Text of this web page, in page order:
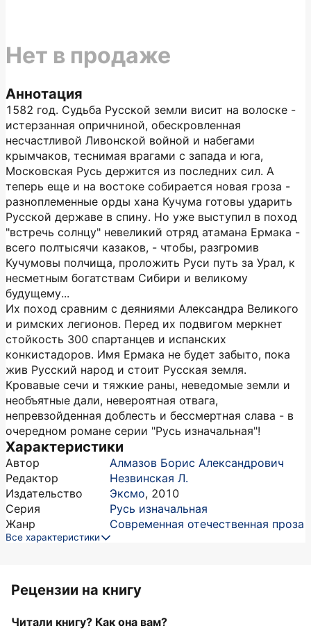
Аннотация
1582 год. Судьба Русской земли висит на волоске -
истерзанная опричниной, обескровленная
несчастливой Ливонской войной и набегами
крымчаков, теснимая врагами с запада и юга,
Московская Русь держится из последних сил. А
теперь еще и на востоке собирается новая гроза -
разноплеменные орды хана Кучума готовы ударить
Русской державе в спину. Но уже выступил в поход
"встречь солнцу" невеликий отряд атамана Ермака -
всего полтысячи казаков, - чтобы, разгромив
Кучумовы полчища, проложить Руси путь за Урал, к
несметным богатствам Сибири и великому
будущему...
Их поход сравним с деяниями Александра Великого
и римских легионов. Перед их подвигом меркнет
стойкость 300 спартанцев и испанских
конкистадоров. Имя Ермака не будет забыто, пока
жив Русский народ и стоит Русская земля.
Кровавые сечи и тяжкие раны, неведомые земли и
необъятные дали, невероятная отвага,
непревзойденная доблесть и бессмертная слава - в
очередном романе серии "Русь изначальная"!
Характеристики
Автор
Алмазов Борис Александрович
Редактор
Незвинская Л.
Издательство
Эксмо, 2010
Серия
Русь изначальная
Жанр
Современная отечественная проза
Все характеристики
Нет в продаже
Рецензии на книгу
Читали книгу? Как она вам?